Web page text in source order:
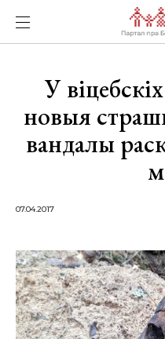
У
новыя
вандалы
07.04.2017